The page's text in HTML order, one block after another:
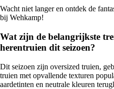
Wacht niet langer en ontdek de
bij Wehkamp!
Wat zijn de belangrijkste
herentruien dit seizoen?
Dit seizoen zijn oversized truien,
truien met opvallende texturen
aardetinten en neutrale kleuren